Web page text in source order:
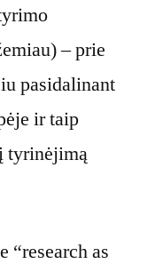
– prie
pasidalinant
ir taip
tyrinėjimą
“research as